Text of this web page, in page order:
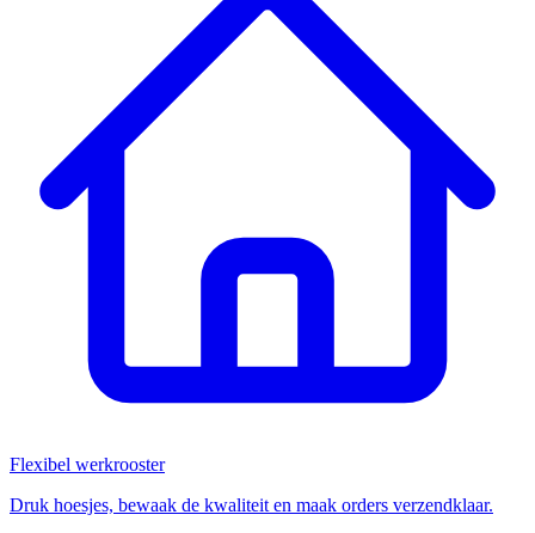
Flexibel werkrooster
Druk hoesjes, bewaak de kwaliteit en maak orders verzendklaar.